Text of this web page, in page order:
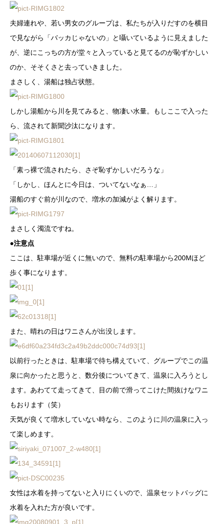
夫婦連れや、若い男女のグループは、私たちが入りだすのを横目
で見ながら「バッカじゃないの」と囁いているように見えました
が、逆にこっちの方が堂々と入っていると見てるのが恥ずかしい
のか、そそくさと去っていきました。
まさしく、湯船は独占状態。
しかし湯船から川を見てみると、物凄い水量。もしここで入った
ら、流されて新聞沙汰になります。
「素っ裸で流されたら、さぞ恥ずかしいだろうな」
「しかし、ほんとに今日は、ついてないなぁ…」
湯船のすぐ前が川なので、増水の加減がよく解ります。
まさしく濁流ですね。
●注意点
ここは、駐車場が近くに無いので、無料の駐車場から200Mほど
歩く事になります。
また、晴れの日はワニさんが出没します。
以前行ったときは、駐車場で待ち構えていて、グループでこの温
泉に向かったと思うと、数分後についてきて、温泉に入ろうとし
ます。あわてて走ってきて、目の前で滑ってこけた間抜けなワニ
もおります（笑）
天気が良くて増水していない時なら、このように川の温泉に入っ
て楽しめます。
女性は水着を持ってないと入りにくいので、温泉セットバッグに
水着を入れた方が良いです。